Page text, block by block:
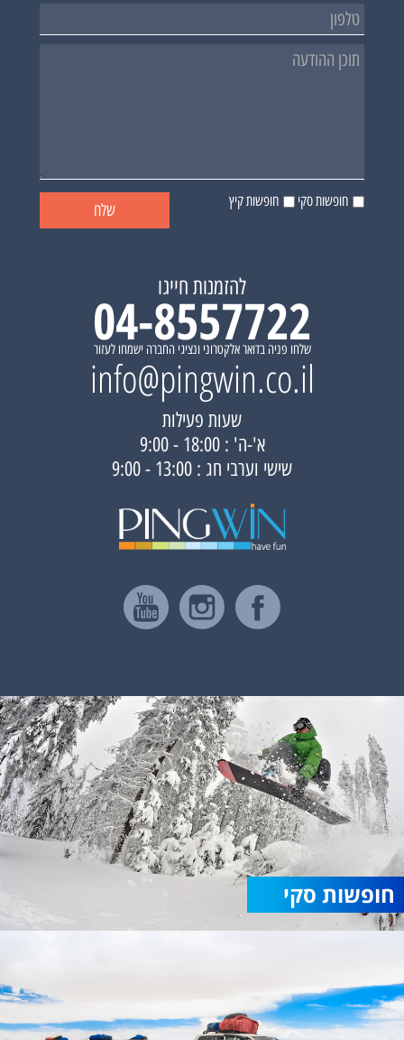
חופשות סקי חופשות קיץ
להזמנות חייגו
04-8557722
שלחו פניה בדואר אלקטרוני ונציגי החברה ישמחו לעזור
info@pingwin.co.il
שעות פעילות
א'-ה' : 18:00 - 9:00
שישי וערבי חג : 13:00 - 9:00
חופשות סקי